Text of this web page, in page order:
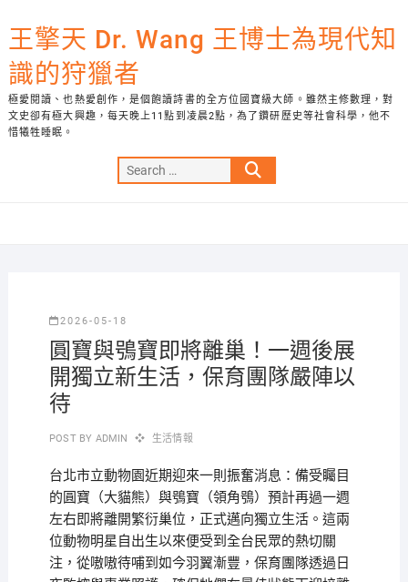
to
content
王擎天 Dr. Wang 王博士為現代知
識的狩獵者
極愛閱讀、也熱愛創作，是個飽讀詩書的全方位國寶級大師。雖然主修數理，對
文史卻有極大興趣，每天晚上11點到凌晨2點，為了鑽研歷史等社會科學，他不
惜犧牲睡眠。
Search
…
2026-05-18
圓寶與鴞寶即將離巢！一週後展
開獨立新生活，保育團隊嚴陣以
待
POST BY ADMIN 生活情報
台北市立動物園近期迎來一則振奮消息：備受矚目
的圓寶（大貓熊）與鴞寶（領角鴞）預計再過一週
左右即將離開繁衍巢位，正式邁向獨立生活。這兩
位動物明星自出生以來便受到全台民眾的熱切關
注，從嗷嗷待哺到如今羽翼漸豐，保育團隊透過日